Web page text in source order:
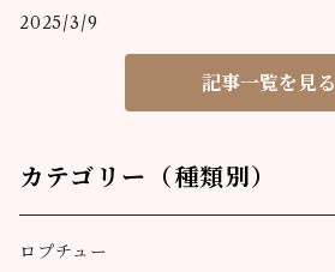
2025/3/9
記事一覧を見る
カテゴリー（種類別）
ロプチュー